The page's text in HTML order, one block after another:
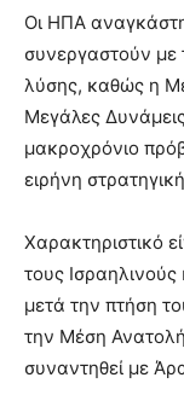
Οι ΗΠΑ
συνεργαστούν με
λύσης, καθώς η
Μεγάλες
μακροχρόνιο
ειρήνη
Χαρακτηριστικό
τους
μετά την πτήση
την Μέση
συναντηθεί με